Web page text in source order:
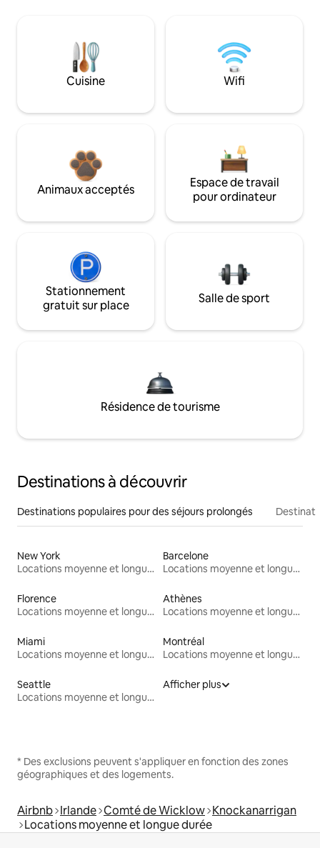
Cuisine Wifi
Animaux acceptés
Espace de travail
pour ordinateur
Stationnement
gratuit sur place
Salle de sport
Résidence de tourisme
Destinations à découvrir
Destinations populaires pour des séjours prolongés
New York
Locations moyenne et longue durée
Barcelone
Locations moyenne et longue durée
Florence
Locations moyenne et longue durée
Athènes
Locations moyenne et longue durée
Miami
Locations moyenne et longue durée
Montréal
Locations moyenne et longue durée
Seattle
Locations moyenne et longue durée
Afficher plus
* Des exclusions peuvent s'appliquer en fonction des zones
géographiques et des logements.
Airbnb Irlande Comté de Wicklow Knockanarrigan
Locations moyenne et longue durée